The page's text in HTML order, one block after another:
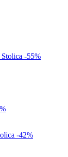
-55%
-42%